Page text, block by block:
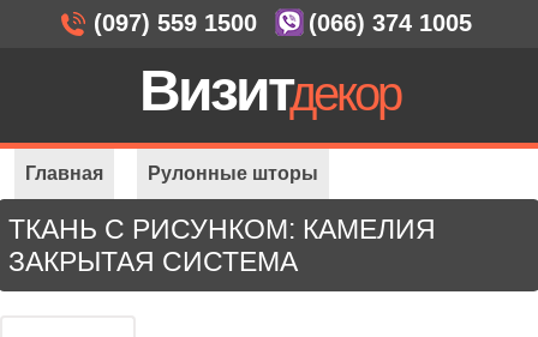
ТКАНЬ С РИСУНКОМ: КАМЕЛИЯ
ЗАКРЫТАЯ СИСТЕМА
Главная Рулонные шторы
Закрытая система Ткань с рисунком: Камелия
(097) 559 1500 (066) 374 1005
Визитдекор